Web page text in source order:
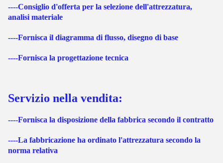
----Consiglio d'offerta per la selezione dell'attrezzatura,
analisi materiale
----Fornisca il diagramma di flusso, disegno di base
----Fornisca la progettazione tecnica
Servizio nella vendita:
----Fornisca la disposizione della fabbrica secondo il contratto
----La fabbricazione ha ordinato l'attrezzatura secondo la
norma relativa